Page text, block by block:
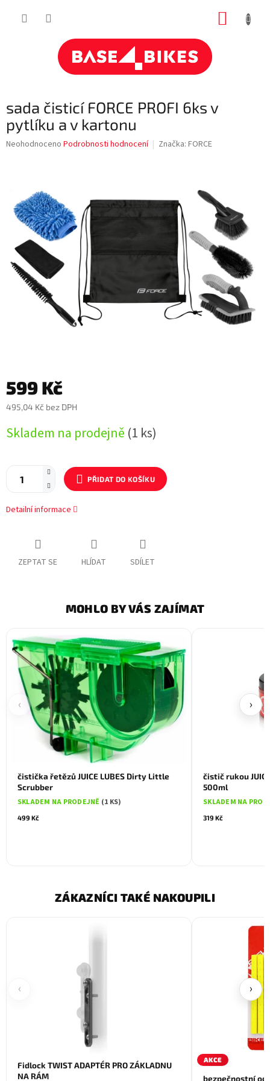
sada čisticí FORCE PROFI 6ks v
pytlíku a v kartonu
Průměrné
hvězdiček.
Neohodnoceno Podrobnosti hodnocení Značka: FORCE
599 Kč
495,04 Kč bez DPH
cena:
Skladem na prodejně (1 ks)
PŘIDAT DO KOŠÍKU
Detailní informace
ZEPTAT SE HLÍDAT SDÍLET
MOHLO BY VÁS ZAJÍMAT
‹
čistička řetězů JUICE LUBES Dirty Little
Scrubber
SKLADEM NA PRODEJNĚ (1 KS)
499 Kč
čistič rukou
500ml
SKLADEM NA
319 Kč
›
ZÁKAZNÍCI TAKÉ NAKOUPILI
‹
Fidlock TWIST ADAPTÉR PRO ZÁKLADNU
NA RÁM
AKCE
bezpečnostní
›